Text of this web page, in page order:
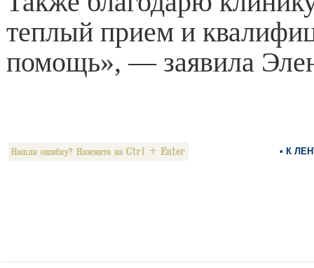
теплый прием и
помощь», — заявила
• К